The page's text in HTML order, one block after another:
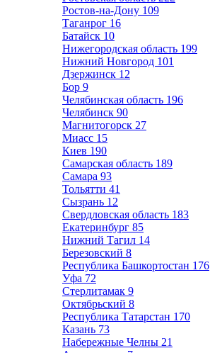
Ростов-на-Дону 109
Таганрог 16
Батайск 10
Нижегородская область 199
Нижний Новгород 101
Дзержинск 12
Бор 9
Челябинская область 196
Челябинск 90
Магнитогорск 27
Миасс 15
Киев 190
Самарская область 189
Самара 93
Тольятти 41
Сызрань 12
Свердловская область 183
Екатеринбург 85
Нижний Тагил 14
Березовский 8
Республика Башкортостан 176
Уфа 72
Стерлитамак 9
Октябрьский 8
Республика Татарстан 170
Казань 73
Набережные Челны 21